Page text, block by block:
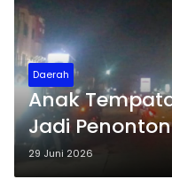
Daerah
Anak
Jadi
Pesatnya
29 Juni 2026